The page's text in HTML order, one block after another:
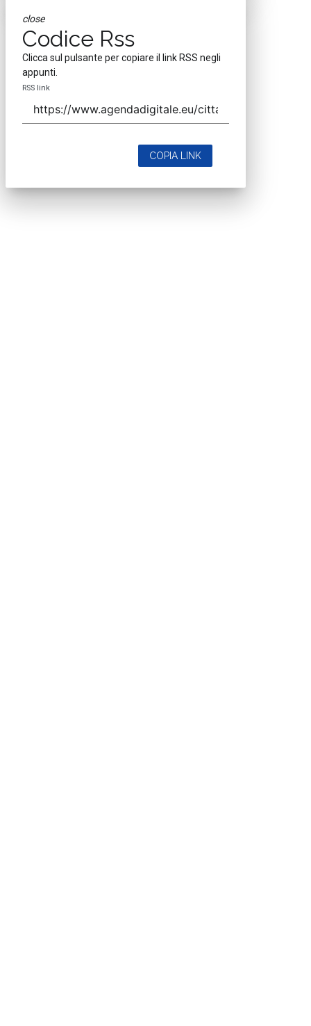
close
Codice Rss
Clicca sul pulsante per copiare il link RSS negli
appunti.
RSS link
COPIA LINK